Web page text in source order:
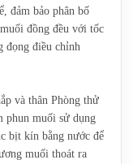
đảm bảo phân bố
đồng đều với tốc
đọng điều chỉnh
và thân ‌Phòng thử
phun muối sử dụng
bịt kín bằng nước để
muối thoát ra